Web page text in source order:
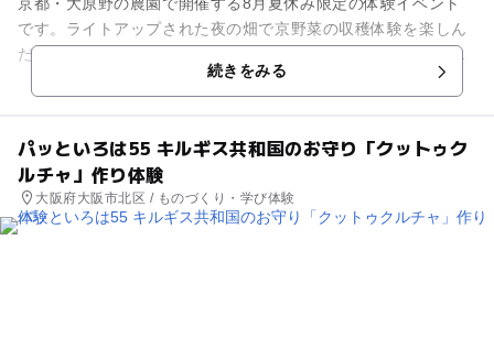
京都・大原野の農園で開催する8月夏休み限定の体験イベント
です。ライトアップされた夜の畑で京野菜の収穫体験を楽しん
だ後は、夏ならではの流しそうめんを満喫。さらに収穫した野
菜を使った石窯ピザ作りや夕...続きをみる
パッといろは55 キルギス共和国のお守り「クットゥク
ルチャ」作り体験
大阪府大阪市北区 / ものづくり・学び体験